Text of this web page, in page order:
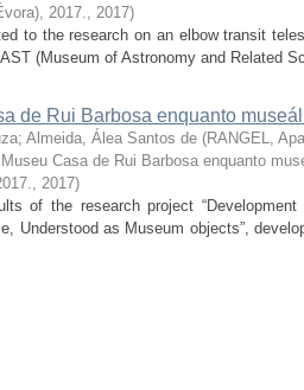
2017., 2017)
to the research on an elbow transit
(Museum of Astronomy and Related
de Rui Barbosa enquanto
; Almeida, Álea Santos de (RANGEL,
Casa de Rui Barbosa enquanto
, 2017)
of the research project
Understood as Museum objects”,